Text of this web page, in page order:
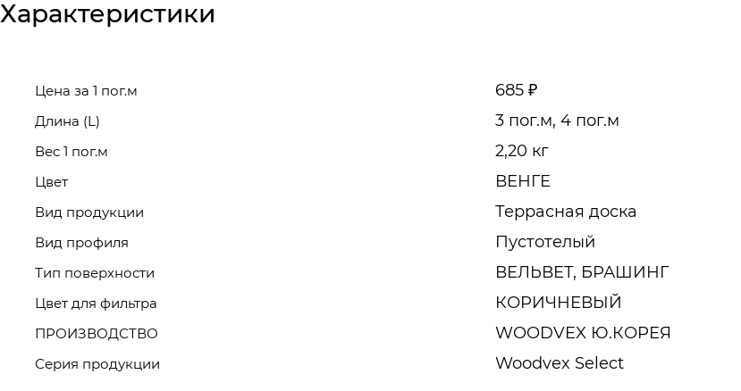
Характеристики
Цена за 1 пог.м 685 ₽
Длина (L) 3 пог.м, 4 пог.м
Вес 1 пог.м 2,20 кг
Цвет ВЕНГЕ
Вид продукции Террасная доска
Вид профиля Пустотелый
Тип поверхности ВЕЛЬВЕТ, БРАШИНГ
Цвет для фильтра КОРИЧНЕВЫЙ
ПРОИЗВОДСТВО WOODVEX Ю.КОРЕЯ
Серия продукции Woodvex Select